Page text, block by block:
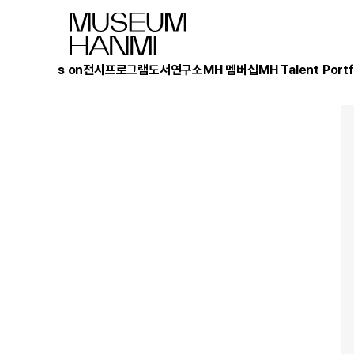
What's on전시 프로그램도서 연구소MH 멤버십MH Talent